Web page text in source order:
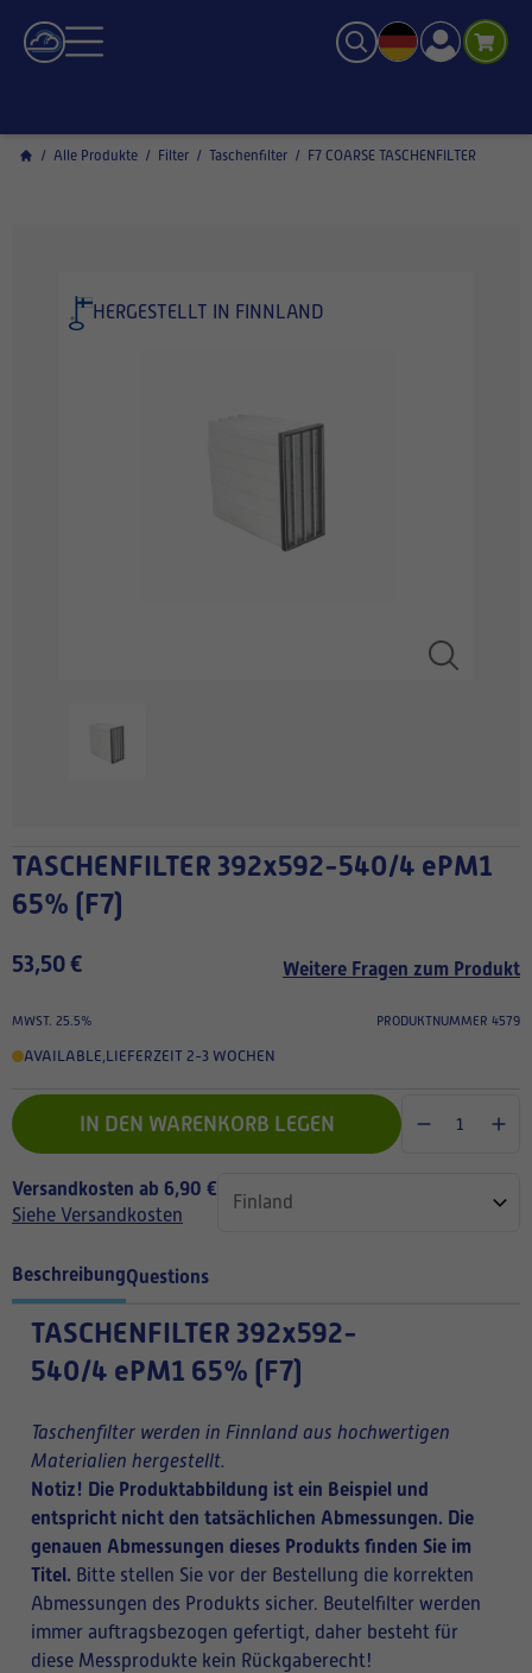
/ Alle Produkte / Filter / Taschenfilter / F7 COARSE TASCHENFILTER
HERGESTELLT IN FINNLAND
TASCHENFILTER 392x592-540/4 ePM1
65% (F7)
53,50 € Weitere Fragen zum Produkt
MWST. 25.5% PRODUKTNUMMER 4579
AVAILABLE,LIEFERZEIT 2-3 WOCHEN
IN DEN WARENKORB LEGEN
Versandkosten ab 6,90 €
Siehe Versandkosten
BeschreibungQuestions
TASCHENFILTER 392x592-
540/4 ePM1 65% (F7)
Taschenfilter werden in Finnland aus hochwertigen
Materialien hergestellt.
Notiz! Die Produktabbildung ist ein Beispiel und
entspricht nicht den tatsächlichen Abmessungen. Die
genauen Abmessungen dieses Produkts finden Sie im
Titel. Bitte stellen Sie vor der Bestellung die korrekten
Abmessungen des Produkts sicher. Beutelfilter werden
immer auftragsbezogen gefertigt, daher besteht für
diese Messprodukte kein Rückgaberecht!